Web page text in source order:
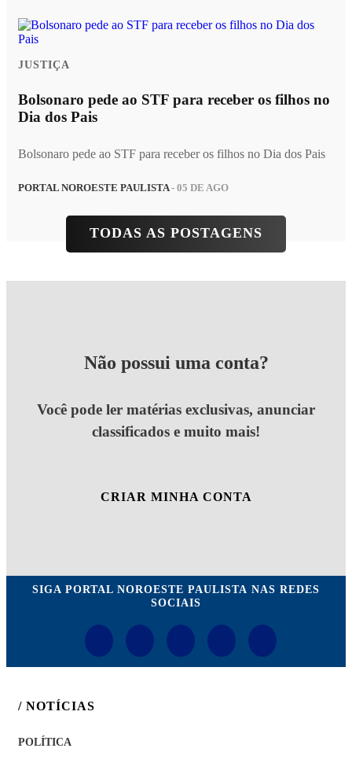
JUSTIÇA
Bolsonaro pede ao STF para receber os filhos no
Dia dos Pais
Bolsonaro pede ao STF para receber os filhos no Dia dos Pais
PORTAL NOROESTE PAULISTA- 05 DE AGO
TODAS AS POSTAGENS
Não possui uma conta?
Você pode ler matérias exclusivas, anunciar
classificados e muito mais!
CRIAR MINHA CONTA
SIGA PORTAL NOROESTE PAULISTA NAS REDES
SOCIAIS
/ NOTÍCIAS
POLÍTICA